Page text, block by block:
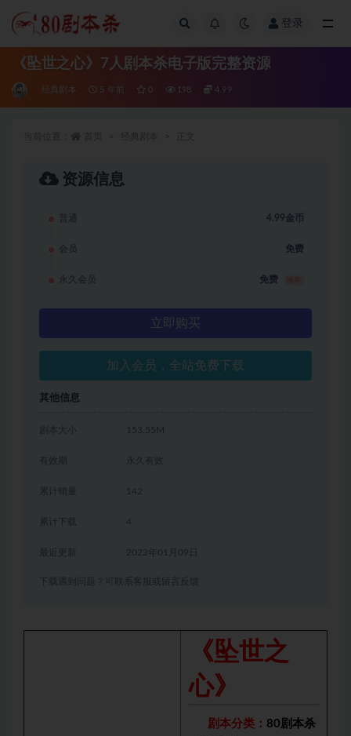
登录
《坠世之心》7人剧本杀电子版完整资源
经典剧本 5 年前 0 198 4.99
资源信息
普通 4.99金币
会员 免费
永久会员 免费
立即购买
加入会员，全站免费下载
其他信息
剧本大小 153.55M
有效期 永久有效
累计销量 142
累计下载 4
2022年01月09日
下载遇到问题？可联系客服或留言反馈
《坠世之
心》
剧本分类： 80剧本杀